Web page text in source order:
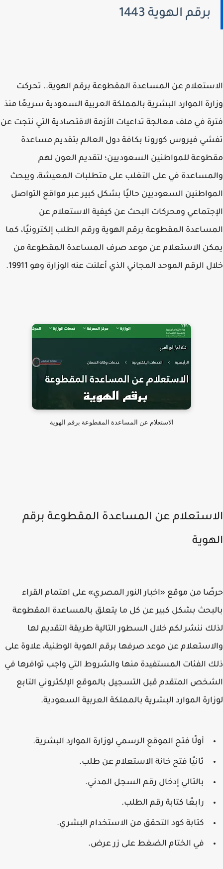
برقم الهوية 1443
عن المساعدة المقطوعة برقم الهوية.. تحركت
الموارد البشرية بالمملكة العربية السعودية سريعًا منذ
في ملف معالجة تداعيات الأزمة الاقتصادية التي نتجت عن
فيروس كورونا بكافة دول العالم بتقديم مساعدة
للمواطنين السعوديين؛ لتقديم العون لهم
في على التغلب على متطلبات المعيشة، ويبحث
السعوديين حاليًا بشكل كبير عبر مواقع التواصل
ومحركات البحث عن كيفية الاستعلام عن
المقطوعة برقم الهوية ورقم الطلب إلكترونيًا، كما
الاستعلام عن موعد صرف المساعدة المقطوعة من
الرقم الموحد المجاني الذي أعلنت عنه الوزارة وهو 19911.
الاستعلام عن المساعدة المقطوعة برقم الهوية
عن المساعدة المقطوعة برقم
من موقع «اخبار النور المصري» على اهتمام القراء
بشكل كبير عن كل ما يتعلق بالمساعدة المقطوعة
ننشر لكم خلال السطور التالية طريقة التقديم لها
عن موعد صرفها برقم الهوية الوطنية، علاوة على
الفئات المستفيدة منها والشروط التي واجب توافرها في
المتقدم قبل التسجيل بالموقع الإلكتروني التابع
الموارد البشرية بالمملكة العربية السعودية.
أولًا فتح الموقع الرسمي لوزارة الموارد البشرية.
ثانيًا فتح خانة الاستعلام عن طلب.
بالتالي إدخال رقم السجل المدني.
رابعًا كتابة رقم الطلب.
كتابة كود التحقق من الاستخدام البشري.
في الختام الضغط على زر عرض.